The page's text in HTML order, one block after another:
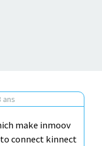
ans
make inmoov
connect kinnect